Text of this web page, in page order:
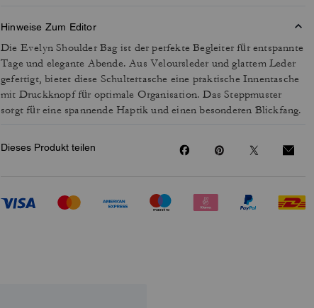
Hinweise Zum Editor
Die Evelyn Shoulder Bag ist der perfekte Begleiter für entspannte
Tage und elegante Abende. Aus Veloursleder und glattem Leder
gefertigt, bietet diese Schultertasche eine praktische Innentasche
mit Druckknopf für optimale Organisation. Das Steppmuster
sorgt für eine spannende Haptik und einen besonderen Blickfang.
Dieses Produkt teilen